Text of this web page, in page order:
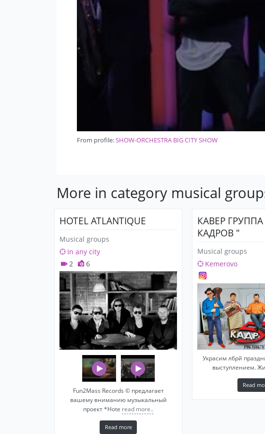
From profile:SHOW-ORCHESTRA BIG CITY SHOW
More in category musical
HOTEL ATLANTIQUE
Musical groups
In any city
2
6
Fun2Mass Records © предлагает
вашему вниманию музыкальный
проект *Hote read more..
Read more
КАВЕР ГРУППА
КАДРОВ "
Musical groups
Kemerovo
Украсим лбрй
выступлением.
Read